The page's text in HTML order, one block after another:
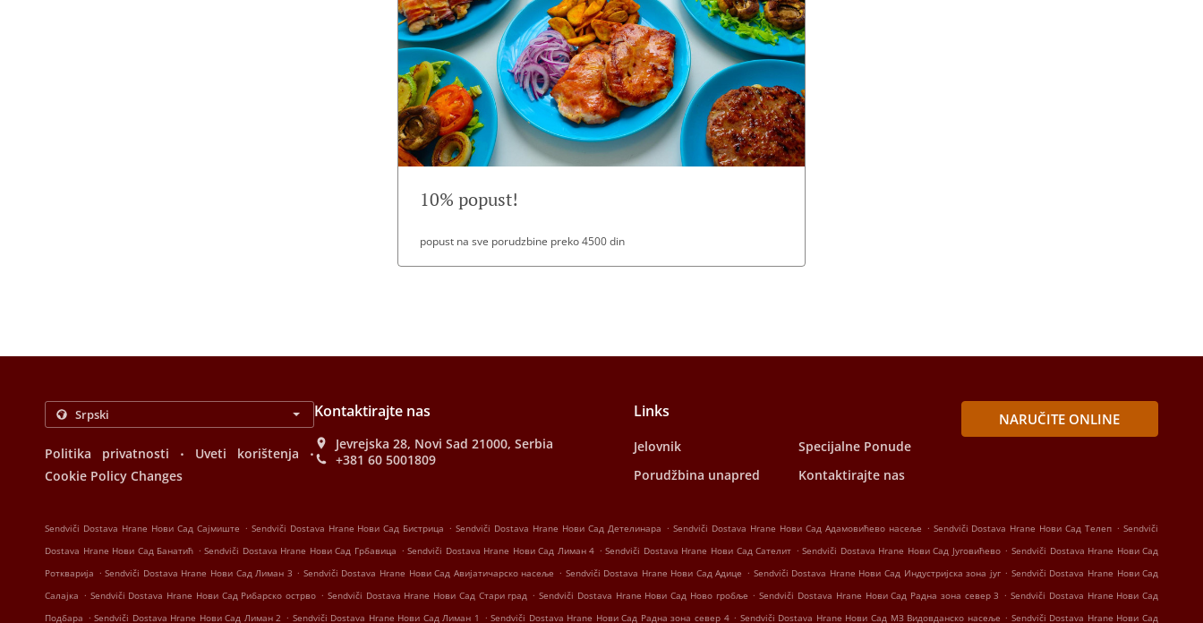
10% popust!
popust na sve porudzbine preko 4500 din
Politika privatnosti . Uveti korištenja .
Cookie Policy Changes
Kontaktirajte nas
Jevrejska 28, Novi Sad 21000, Serbia
+381 60 5001809
Links
Jelovnik
Specijalne Ponude
Porudžbina unapred
Kontaktirajte nas
NARUČITE ONLINE
Sendviči Dostava Hrane Нови Сад Сајмиште . Sendviči Dostava Hrane Нови Сад Бистрица . Sendviči Dostava Hrane Нови Сад Детелинара . Sendviči Dostava Hrane Нови Сад Адамовићево насеље . Sendviči Dostava Hrane Нови Сад Телеп . Sendviči
Dostava Hrane Нови Сад Банатић . Sendviči Dostava Hrane Нови Сад Грбавица . Sendviči Dostava Hrane Нови Сад Лиман 4 . Sendviči Dostava Hrane Нови Сад Сателит . Sendviči Dostava Hrane Нови Сад Југовићево . Sendviči Dostava Hrane Нови Сад
Роткварија . Sendviči Dostava Hrane Нови Сад Лиман 3 . Sendviči Dostava Hrane Нови Сад Авијатичарско насеље . Sendviči Dostava Hrane Нови Сад Адице . Sendviči Dostava Hrane Нови Сад Индустријска зона југ . Sendviči Dostava Hrane Нови Сад
Салајка . Sendviči Dostava Hrane Нови Сад Рибарско острво . Sendviči Dostava Hrane Нови Сад Стари град . Sendviči Dostava Hrane Нови Сад Ново гробље . Sendviči Dostava Hrane Нови Сад Радна зона север 3 . Sendviči Dostava Hrane Нови Сад
Подбара . Sendviči Dostava Hrane Нови Сад Лиман 2 . Sendviči Dostava Hrane Нови Сад Лиман 1 . Sendviči Dostava Hrane Нови Сад Радна зона север 4 . Sendviči Dostava Hrane Нови Сад МЗ Видовданско насеље . Sendviči Dostava Hrane Нови Сад